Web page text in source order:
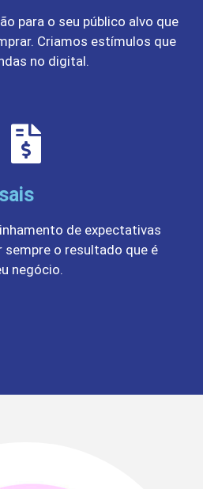
para o seu público alvo que
Criamos estímulos que
no digital.
de expectativas
o resultado que é
negócio.